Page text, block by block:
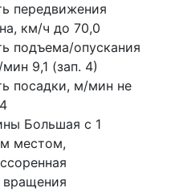
передвижения
км/ч до 70,0
подъема/опускания
9,1 (зап. 4)
посадки, м/мин не
Большая с 1
местом,
вращения